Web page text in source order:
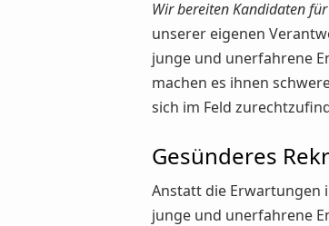
Wir bereiten Kandidaten
unserer eigenen
junge und unerfahrene
machen es ihnen
sich im Feld
Gesünderes
Anstatt die Erwartungen
junge und unerfahrene